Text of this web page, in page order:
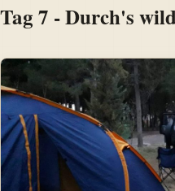
Tag 7 - Durch's